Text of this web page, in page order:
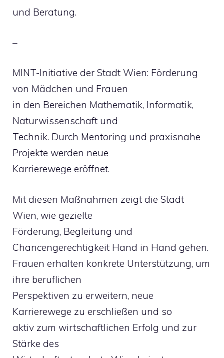
und Beratung.
–
MINT-Initiative der Stadt Wien: Förderung
von Mädchen und Frauen
in den Bereichen Mathematik, Informatik,
Naturwissenschaft und
Technik. Durch Mentoring und praxisnahe
Projekte werden neue
Karrierewege eröffnet.
Mit diesen Maßnahmen zeigt die Stadt
Wien, wie gezielte
Förderung, Begleitung und
Chancengerechtigkeit Hand in Hand gehen.
Frauen erhalten konkrete Unterstützung, um
ihre beruflichen
Perspektiven zu erweitern, neue
Karrierewege zu erschließen und so
aktiv zum wirtschaftlichen Erfolg und zur
Stärke des